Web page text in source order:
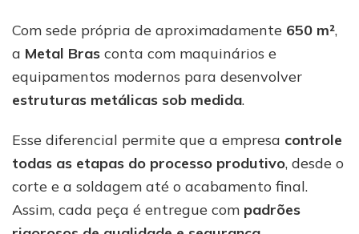
Com sede própria de aproximadamente 650 m²,
a Metal Bras conta com maquinários e
equipamentos modernos para desenvolver
estruturas metálicas sob medida.
Esse diferencial permite que a empresa controle
todas as etapas do processo produtivo, desde o
corte e a soldagem até o acabamento final.
Assim, cada peça é entregue com padrões